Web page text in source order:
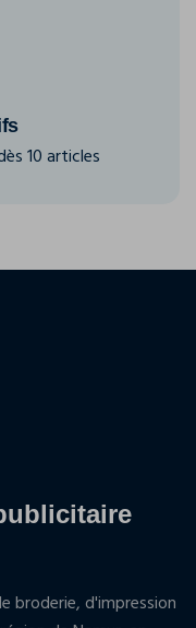
10 articles
broderie, d'impression